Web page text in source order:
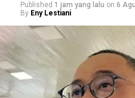
Published 1 jam yang lalu on 6
By Eny Lestiani